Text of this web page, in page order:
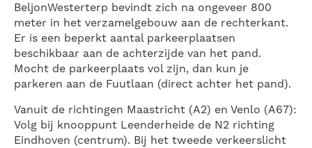
BeljonWesterterp bevindt zich na ongeveer 800
meter in het verzamelgebouw aan de rechterkant.
Er is een beperkt aantal parkeerplaatsen
beschikbaar aan de achterzijde van het pand.
Mocht de parkeerplaats vol zijn, dan kun je
parkeren aan de Fuutlaan (direct achter het pand).
Vanuit de richtingen Maastricht (A2) en Venlo (A67):
Volg bij knooppunt Leenderheide de N2 richting
Eindhoven (centrum). Bij het tweede verkeerslicht